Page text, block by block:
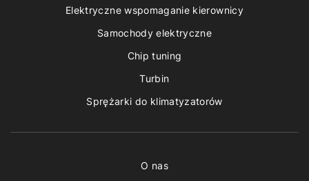
Elektryczne wspomaganie kierownicy
Samochody elektryczne
Chip tuning
Turbin
Sprężarki do klimatyzatorów
O nas